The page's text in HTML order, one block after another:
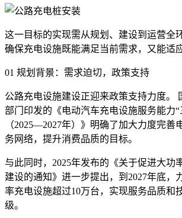
这一目标的实现需从规划、建设到运营全
确保充电设施既能满足当前需求，又能适
01 规划背景：需求迫切，政策支持
公路充电设施建设正迎来政策支持力度。
部门印发的《电动汽车充电设施服务能力
（2025—2027年）》明确了加大力度完善
务网络，提升消费品质的目标。
与此同时，2025年发布的《关于促进大功
建设的通知》进一步提出，到2027年底，
率充电设施超过10万台，实现服务品质和
级。